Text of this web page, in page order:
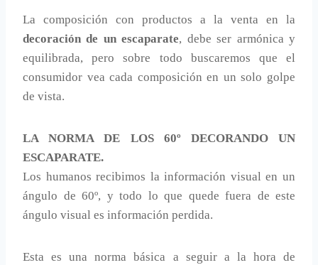
La composición con productos a la venta en la
decoración de un escaparate, debe ser armónica y
equilibrada, pero sobre todo buscaremos que el
consumidor vea cada composición en un solo golpe
de vista.
LA NORMA DE LOS 60º DECORANDO UN
ESCAPARATE.
Los humanos recibimos la información visual en un
ángulo de 60º, y todo lo que quede fuera de este
ángulo visual es información perdida.
Esta es una norma básica a seguir a la hora de